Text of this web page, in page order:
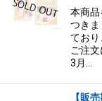
本商品
つき
てお
ご注
3月…
【販